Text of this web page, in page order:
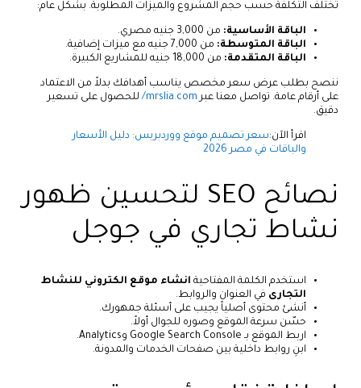
تختلف التكلفة حسب حجم المشروع والميزات المطلوبة. بشكل عام:
الباقة الأساسية: من 3,000 جنيه مصري.
الباقة المتوسطة: من 7,000 جنيه مع ميزات إضافية.
الباقة المتقدمة: من 18,000 جنيه للمشاريع الكبيرة.
ننصح بطلب عرض سعر مخصص يناسب أهدافك بدلاً من الاعتماد
على أرقام عامة. تواصل معنا عبرmrslia.com/ للحصول على تسعير
دقيق.
اقرأ الآن:سعر تصميم موقع ووردبريس: دليل الأسعار
والباقات في مصر 2026
نصائح SEO لتحسين ظهور
نشاط تجاري في جوجل
استخدم الكلمة المفتاحية انشاء موقع الكتروني للنشاط
التجارى في العنوان والروابط.
أنشئ محتوى أصلياً يجيب على أسئلة جمهورك.
حسّن سرعة الموقع وصوره للجوال أولاً.
اربط الموقع بـ Google Search Console وAnalytics.
ابنِ روابط داخلية بين صفحات الخدمات والمدونة.